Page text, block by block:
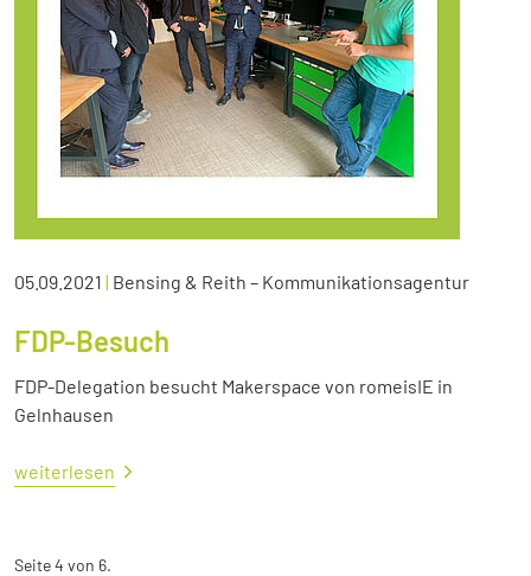
05.09.2021 | Bensing & Reith – Kommunikationsagentur
FDP-Besuch
FDP-Delegation besucht Makerspace von romeisIE in
Gelnhausen
weiterlesen
Seite 4 von 6.